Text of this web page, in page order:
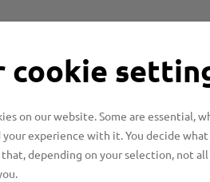
benötigt?
cookie
on our website. Some are essential,
experience with it. You decide
depending on your selection, not